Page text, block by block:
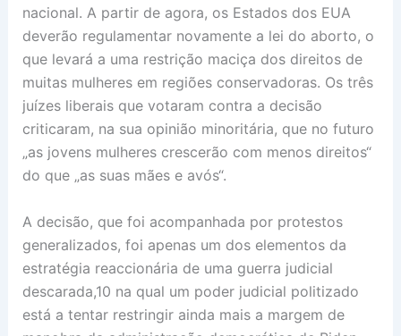
nacional. A partir de agora, os Estados dos EUA
deverão regulamentar novamente a lei do aborto, o
que levará a uma restrição maciça dos direitos de
muitas mulheres em regiões conservadoras. Os três
juízes liberais que votaram contra a decisão
criticaram, na sua opinião minoritária, que no futuro
„as jovens mulheres crescerão com menos direitos“
do que „as suas mães e avós“.
A decisão, que foi acompanhada por protestos
generalizados, foi apenas um dos elementos da
estratégia reaccionária de uma guerra judicial
descarada,10 na qual um poder judicial politizado
está a tentar restringir ainda mais a margem de